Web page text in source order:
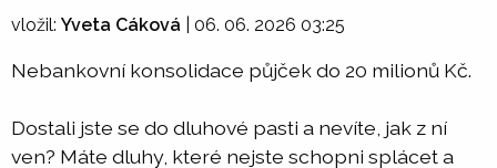
vložil: Yveta Cáková 06. 06. 2026 03:25
Nebankovní konsolidace půjček do 20 milionů Kč.
Dostali jste se do dluhové pasti a nevíte, jak z ní
ven? Máte dluhy, které nejste schopni splácet a